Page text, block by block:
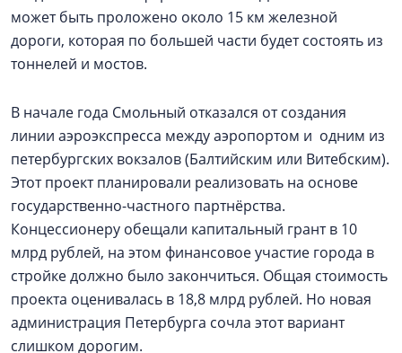
может быть проложено около 15 км железной
дороги, которая по большей части будет состоять из
тоннелей и мостов.
В начале года Смольный отказался от создания
линии аэроэкспресса между аэропортом и одним из
петербургских вокзалов (Балтийским или Витебским).
Этот проект планировали реализовать на основе
государственно-частного партнёрства.
Концессионеру обещали капитальный грант в 10
млрд рублей, на этом финансовое участие города в
стройке должно было закончиться. Общая стоимость
проекта оценивалась в 18,8 млрд рублей. Но новая
администрация Петербурга сочла этот вариант
слишком дорогим.